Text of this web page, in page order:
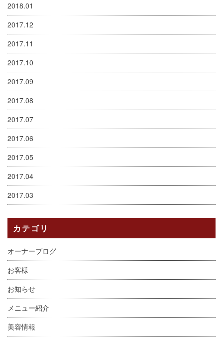
2018.01
2017.12
2017.11
2017.10
2017.09
2017.08
2017.07
2017.06
2017.05
2017.04
2017.03
カテゴリ
オーナーブログ
お客様
お知らせ
メニュー紹介
美容情報